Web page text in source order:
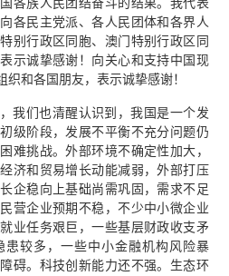
各民主党派、各人民团体和各界人
别行政区同胞、澳门特别行政区同
示诚挚感谢！向关心和支持中国现
和各国朋友，表示诚挚感谢！
我们也清醒认识到，我国是一个发
级阶段，发展不平衡不充分问题仍
难挑战。外部环境不确定性加大，
济和贸易增长动能减弱，外部打压
企稳向上基础尚需巩固，需求不足
营企业预期不稳，不少中小微企业
业任务艰巨，一些基层财政收支矛
患较多，一些中小金融机构风险暴
碍。科技创新能力还不强。生态环